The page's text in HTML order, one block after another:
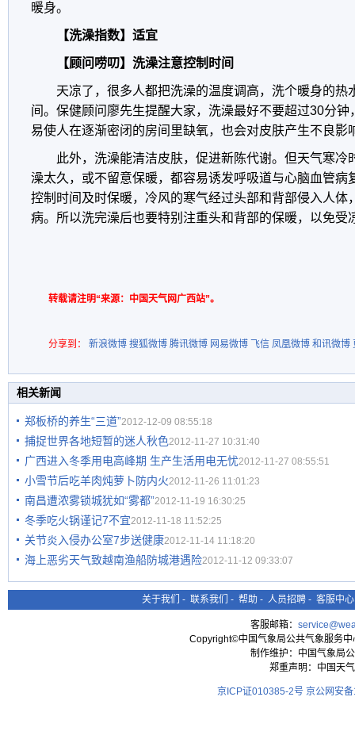
暖身。
【洗澡指数】适宜
【顾问唠叨】洗澡注意控制时间
天凉了，很多人都把洗澡的温度调高，洗个暖身的热
间。保健顾问廖先生提醒大家，洗澡最好不要超过30分
易使人在逐渐密闭的房间里缺氧，也会对皮肤产生不良影
此外，洗澡能清洁皮肤，促进新陈代谢。但天气寒冷
澡太久，或不留意保暖，都容易诱发呼吸道与心脑血管病
控制时间及时保暖，冷风的寒气经过头部和背部侵入人体
病。所以洗完澡后也要特别注重头和背部的保暖，以免受
转载请注明“来源：中国天气网广西站”。
分享到： 新浪微博 搜狐微博 腾讯微博 网易微博 飞信 凤凰微博 和讯微博
相关新闻
郑板桥的养生“三道”2012-12-09 08:55:18
捕捉世界各地短暂的迷人秋色2012-11-27 10:31:40
广西进入冬季用电高峰期 生产生活用电无忧2012-11-27 08:55:51
小雪节后吃羊肉炖萝卜防内火2012-11-26 11:01:23
南昌遭浓雾锁城犹如“雾都”2012-11-19 16:30:25
冬季吃火锅谨记7不宜2012-11-18 11:52:25
关节炎入侵办公室7步送健康2012-11-14 11:18:20
海上恶劣天气致越南渔船防城港遇险2012-11-12 09:33:07
关于我们 - 联系我们 - 帮助 - 人员招聘 - 客服中心
客服邮箱：
Copyright©中国气象局公共气象服务
制作维护：中国气象局
郑重声明：中国天
京ICP证010385-2号 京公网安